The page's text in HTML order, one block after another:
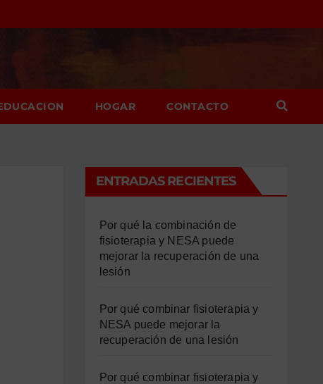
HOGAR CONTACTO
ENTRADAS RECIENTES
Por qué la combinación de
fisioterapia y NESA puede
mejorar la recuperación de una
lesión
Por qué combinar fisioterapia y
NESA puede mejorar la
recuperación de una lesión
Por qué combinar fisioterapia y